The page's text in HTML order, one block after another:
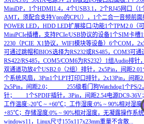
MiniDP，1个HDMI1.4，4个USB3.1，2个RJ45网口（1
AMT，须配合支持Vpro的CPU），1个二合一音频前面
POWER LED，HDD LED扩展接口/功能1个TPM2.0（
MiniPCIe插槽，支持PCIe/USB协议的设备1个SIM卡槽
2230（PCIE_X1协议，WIFI模块等设备）6个COM，
可通过跳帽和BIOS选择为RS232或RS485，COM3可通
RS422/RS485，COM5/COM6为RS232）1组Audio排针
双通道功放4个USB2.0（2组）排针，2x5Pin，间距2.01
个系统风扇，3Pin1个LPT打印口排针，2x13Pin，间距
2x5Pin，间距2.0； 255级看门狗Watchdog1个PS/2
针； 1个SPDIF插针，3Pin，间距2.54电源DC9-36V
工作温度:-20℃ ~ +60℃；工作湿度:0% ~ 90%相对湿
+85℃；存储湿度:0% ~ 90%相对湿度，无凝露操作系
windows11，Linux尺寸155x117x23mm重量不含散...